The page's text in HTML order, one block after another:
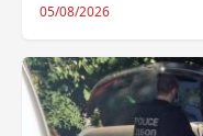
05/08/2026